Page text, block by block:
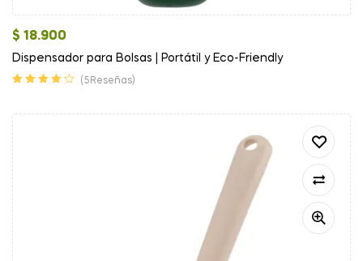
$ 18.900
Dispensador para Bolsas | Portátil y Eco-Friendly
(5Reseñas)